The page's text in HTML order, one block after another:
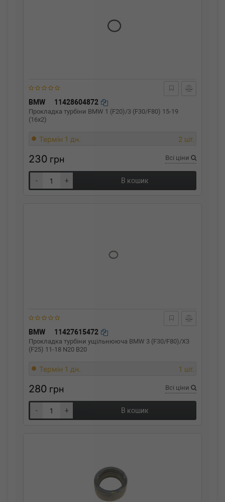
BMW 11428604872
Прокладка турбіни BMW 1 (F20)/3 (F30/F80) 15-19
(16x2)
Термін 1 дн. 2 шт.
230 грн Всі ціни
- + В кошик
BMW 11427615472
Прокладка турбіни ущільнююча BMW 3 (F30/F80)/X3
(F25) 11-18 N20 B20
Термін 1 дн. 1 шт.
280 грн Всі ціни
- + В кошик